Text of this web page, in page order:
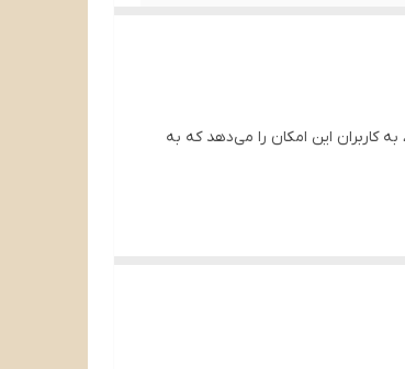
کاربران این امکان را می‌دهد که به